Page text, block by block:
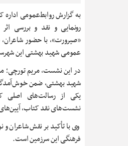
به گزارش روابط‌عمومی اداره
رونمایی و نقد و بررسی
«صیرورت»، با حضور
عمومی شهید بهشتی این
در این نشست، مریم تورچی؛
شهید بهشتی، ضمن
یکی از رسالت‌های اصلی
نشست‌های نقد کتاب،
وی با تأکید بر نقش شاعران
فرهنگی این سرزمین است.